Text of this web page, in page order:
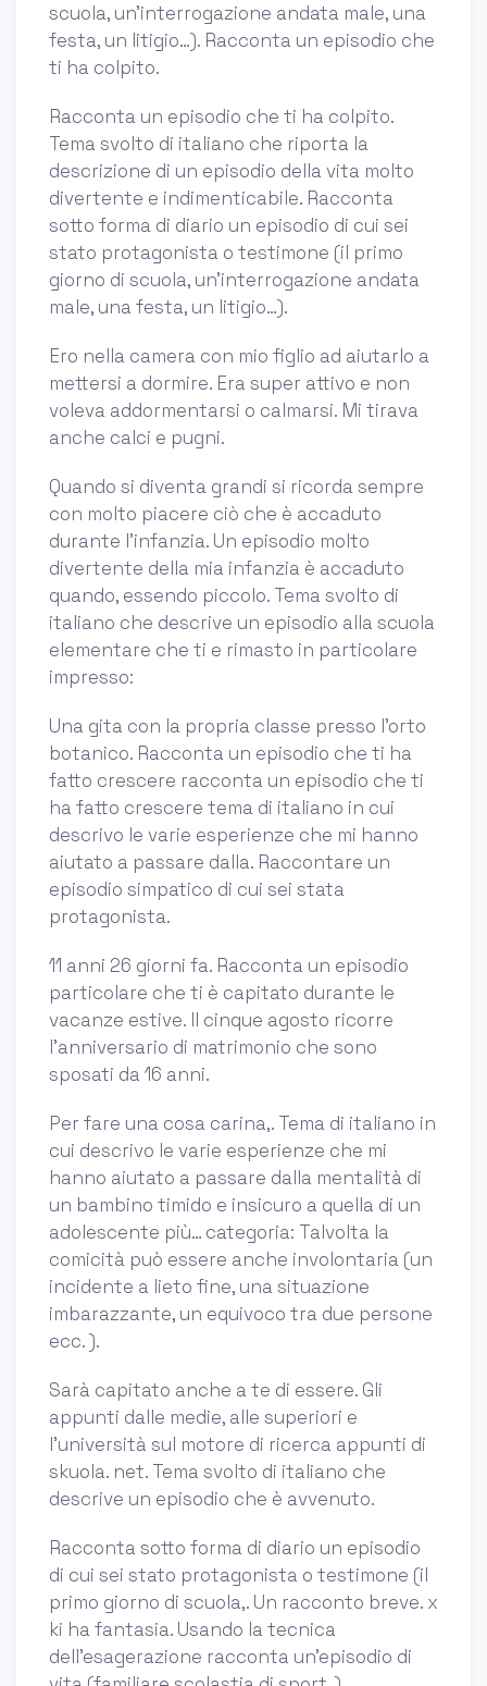
scuola, un'interrogazione andata male, una
festa, un litigio…). Racconta un episodio che
ti ha colpito.
Racconta un episodio che ti ha colpito.
Tema svolto di italiano che riporta la
descrizione di un episodio della vita molto
divertente e indimenticabile. Racconta
sotto forma di diario un episodio di cui sei
stato protagonista o testimone (il primo
giorno di scuola, un'interrogazione andata
male, una festa, un litigio…).
Ero nella camera con mio figlio ad aiutarlo a
mettersi a dormire. Era super attivo e non
voleva addormentarsi o calmarsi. Mi tirava
anche calci e pugni.
Quando si diventa grandi si ricorda sempre
con molto piacere ciò che è accaduto
durante l'infanzia. Un episodio molto
divertente della mia infanzia è accaduto
quando, essendo piccolo. Tema svolto di
italiano che descrive un episodio alla scuola
elementare che ti e rimasto in particolare
impresso:
Una gita con la propria classe presso l'orto
botanico. Racconta un episodio che ti ha
fatto crescere racconta un episodio che ti
ha fatto crescere tema di italiano in cui
descrivo le varie esperienze che mi hanno
aiutato a passare dalla. Raccontare un
episodio simpatico di cui sei stata
protagonista.
11 anni 26 giorni fa. Racconta un episodio
particolare che ti è capitato durante le
vacanze estive. Il cinque agosto ricorre
l'anniversario di matrimonio che sono
sposati da 16 anni.
Per fare una cosa carina,. Tema di italiano in
cui descrivo le varie esperienze che mi
hanno aiutato a passare dalla mentalità di
un bambino timido e insicuro a quella di un
adolescente più… categoria: Talvolta la
comicità può essere anche involontaria (un
incidente a lieto fine, una situazione
imbarazzante, un equivoco tra due persone
ecc. ).
Sarà capitato anche a te di essere. Gli
appunti dalle medie, alle superiori e
l'università sul motore di ricerca appunti di
skuola. net. Tema svolto di italiano che
descrive un episodio che è avvenuto.
Racconta sotto forma di diario un episodio
di cui sei stato protagonista o testimone (il
primo giorno di scuola,. Un racconto breve. x
ki ha fantasia. Usando la tecnica
dell'esagerazione racconta un'episodio di